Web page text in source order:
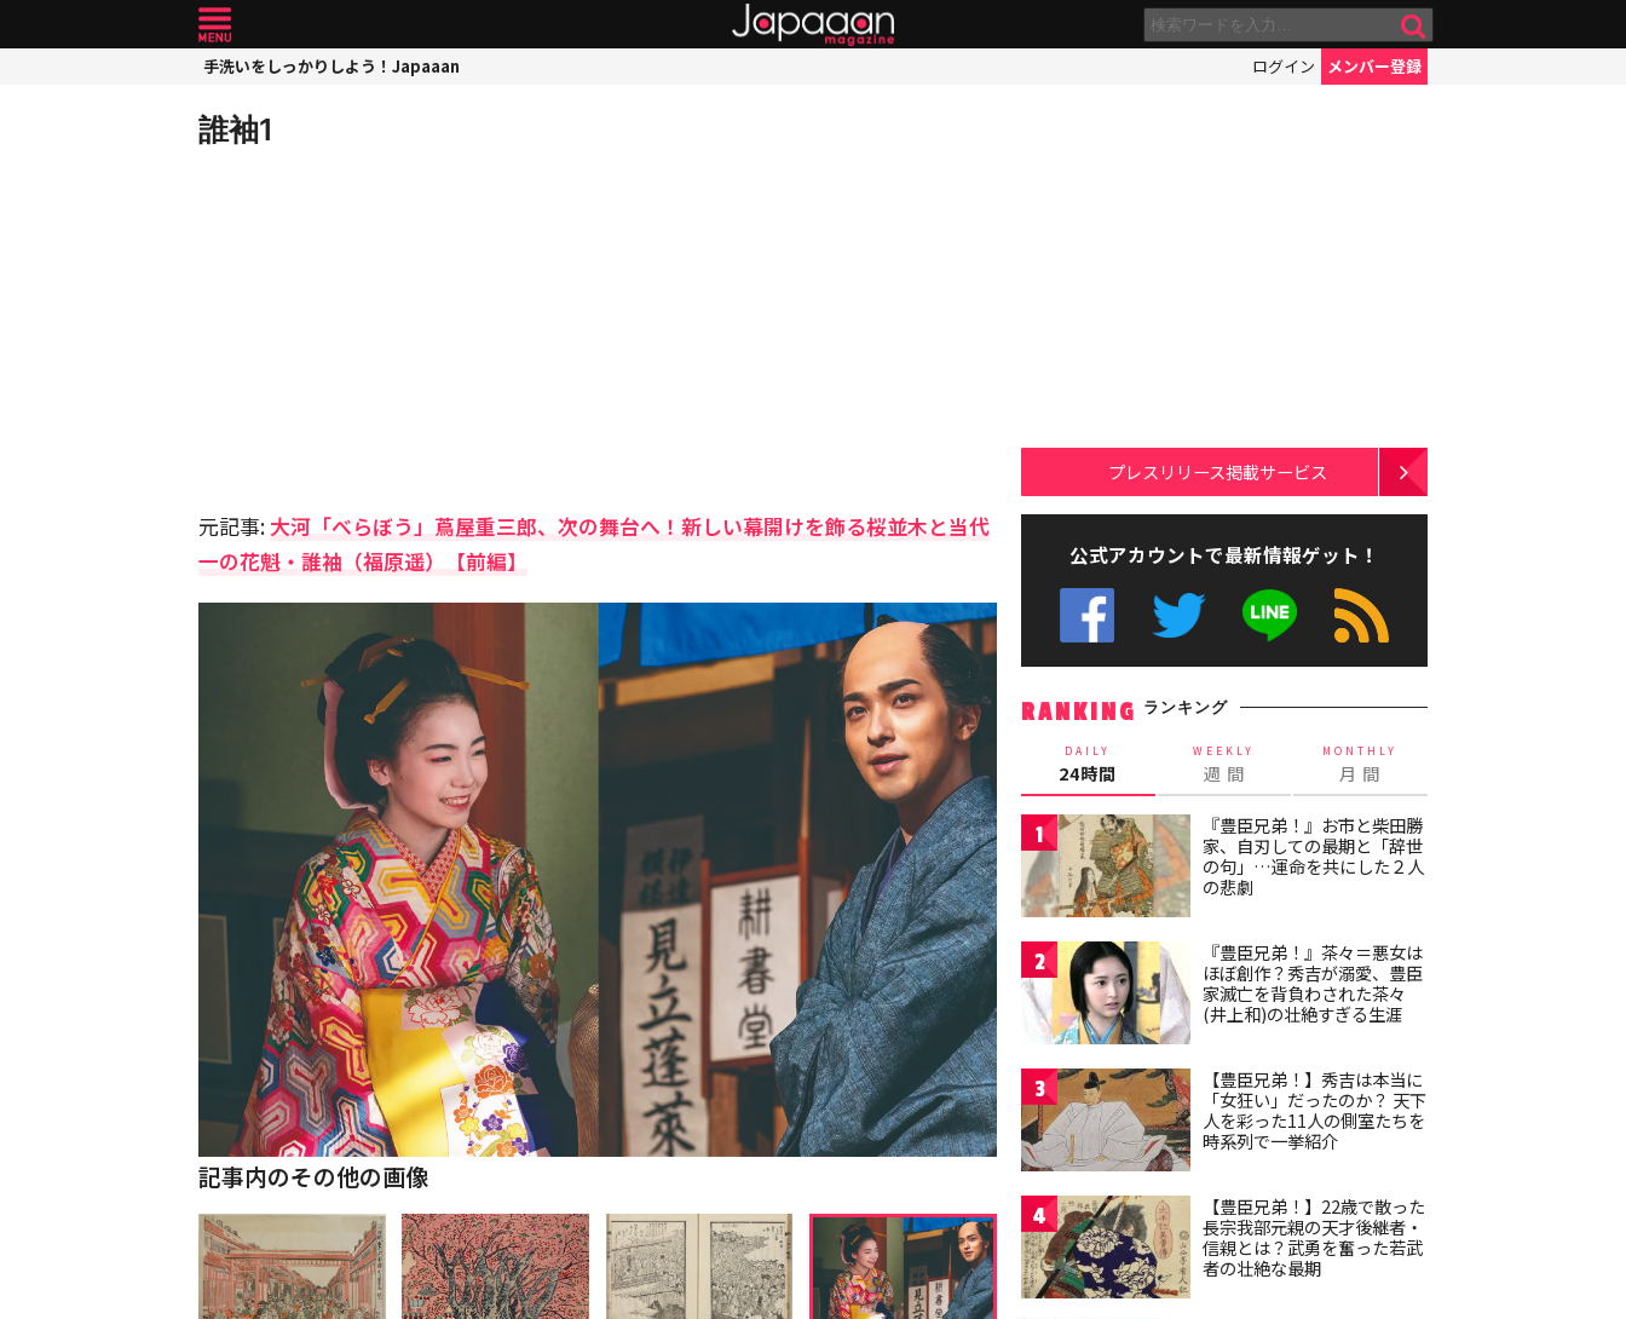
手洗いをしっかりしよう！Japaaan ログイン メンバー登録
誰袖1
元記事:大河「べらぼう」蔦屋重三郎、次の舞台へ！新しい幕開けを飾る桜並木と当代
一の花魁・誰袖（福原遥）【前編】
記事内のその他の画像
プレスリリース掲載サービス
公式アカウントで最新情報ゲット！
RANKING ランキング
DAILY
24時間
WEEKLY
週 間
MONTHLY
月 間
1
『豊臣兄弟！』お市と柴田勝
家、自刃しての最期と「辞世
の句」…運命を共にした２人
の悲劇
2
『豊臣兄弟！』茶々＝悪女は
ほぼ創作？秀吉が溺愛、豊臣
家滅亡を背負わされた茶々
(井上和)の壮絶すぎる生涯
3
【豊臣兄弟！】秀吉は本当に
「女狂い」だったのか？ 天下
人を彩った11人の側室たちを
時系列で一挙紹介
4
【豊臣兄弟！】22歳で散った
長宗我部元親の天才後継者・
信親とは？武勇を奮った若武
者の壮絶な最期